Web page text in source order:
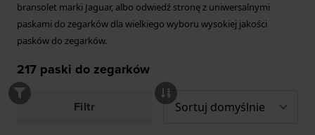
bransolet marki Jaguar, albo odwiedź stronę z uniwersalnymi
paskami do zegarków dla wielkiego wyboru wysokiej jakości
pasków do zegarków.
217 paski do zegarków
Filtr